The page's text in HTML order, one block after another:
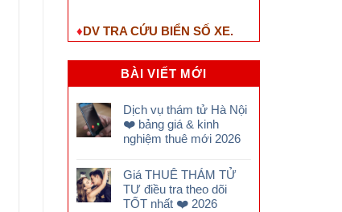
♦DV TRA CỨU BIỂN SỐ XE.
BÀI VIẾT MỚI
Dịch vụ thám tử Hà Nội
❤️ bảng giá & kinh
nghiệm thuê mới 2026
Giá THUÊ THÁM TỬ
TƯ điều tra theo dõi
TỐT nhất ❤️ 2026